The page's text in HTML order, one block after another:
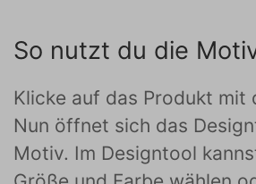
So nutzt du die
Klicke auf das Produkt mit
Nun öffnet sich das
Motiv. Im Designtool